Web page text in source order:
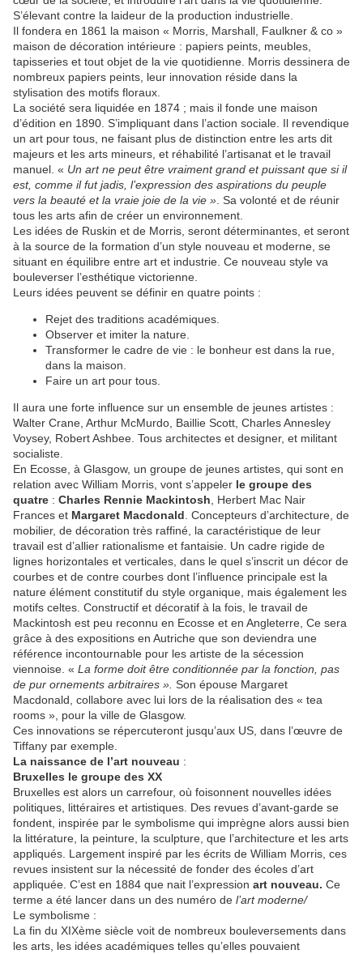
S’élevant contre la laideur de la production industrielle.
Il fondera en 1861 la maison « Morris, Marshall, Faulkner & co »
maison de décoration intérieure : papiers peints, meubles,
tapisseries et tout objet de la vie quotidienne. Morris dessinera de
nombreux papiers peints, leur innovation réside dans la
stylisation des motifs floraux.
La société sera liquidée en 1874 ; mais il fonde une maison
d’édition en 1890. S’impliquant dans l’action sociale. Il revendique
un art pour tous, ne faisant plus de distinction entre les arts dit
majeurs et les arts mineurs, et réhabilité l’artisanat et le travail
manuel. « Un art ne peut être vraiment grand et puissant que si il
est, comme il fut jadis, l’expression des aspirations du peuple
vers la beauté et la vraie joie de la vie » . Sa volonté et de réunir
tous les arts afin de créer un environnement.
Les idées de Ruskin et de Morris, seront déterminantes, et seront
à la source de la formation d’un style nouveau et moderne, se
situant en équilibre entre art et industrie. Ce nouveau style va
bouleverser l’esthétique victorienne.
Leurs idées peuvent se définir en quatre points :
Rejet des traditions académiques.
Observer et imiter la nature.
Transformer le cadre de vie : le bonheur est dans la rue,
dans la maison.
Faire un art pour tous.
Il aura une forte influence sur un ensemble de jeunes artistes :
Walter Crane, Arthur McMurdo, Baillie Scott, Charles Annesley
Voysey, Robert Ashbee. Tous architectes et designer, et militant
socialiste.
En Ecosse, à Glasgow, un groupe de jeunes artistes, qui sont en
relation avec William Morris, vont s’appeler le groupe des
quatre : Charles Rennie Mackintosh , Herbert Mac Nair
Frances et Margaret Macdonald . Concepteurs d’architecture, de
mobilier, de décoration très raffiné, la caractéristique de leur
travail est d’allier rationalisme et fantaisie. Un cadre rigide de
lignes horizontales et verticales, dans le quel s’inscrit un décor de
courbes et de contre courbes dont l’influence principale est la
nature élément constitutif du style organique, mais également les
motifs celtes. Constructif et décoratif à la fois, le travail de
Mackintosh est peu reconnu en Ecosse et en Angleterre, Ce sera
grâce à des expositions en Autriche que son deviendra une
référence incontournable pour les artiste de la sécession
viennoise. « La forme doit être conditionnée par la fonction, pas
de pur ornements arbitraires ». Son épouse Margaret
Macdonald, collabore avec lui lors de la réalisation des « tea
rooms », pour la ville de Glasgow.
Ces innovations se répercuteront jusqu’aux US, dans l’œuvre de
Tiffany par exemple.
La naissance de l’art nouveau :
Bruxelles le groupe des XX
Bruxelles est alors un carrefour, où foisonnent nouvelles idées
politiques, littéraires et artistiques. Des revues d’avant-garde se
fondent, inspirée par le symbolisme qui imprègne alors aussi bien
la littérature, la peinture, la sculpture, que l’architecture et les arts
appliqués. Largement inspiré par les écrits de William Morris, ces
revues insistent sur la nécessité de fonder des écoles d’art
appliquée. C’est en 1884 que nait l’expression art nouveau. Ce
terme a été lancer dans un des numéro de l’art moderne/
Le symbolisme :
La fin du XIXème siècle voit de nombreux bouleversements dans
les arts, les idées académiques telles qu’elles pouvaient